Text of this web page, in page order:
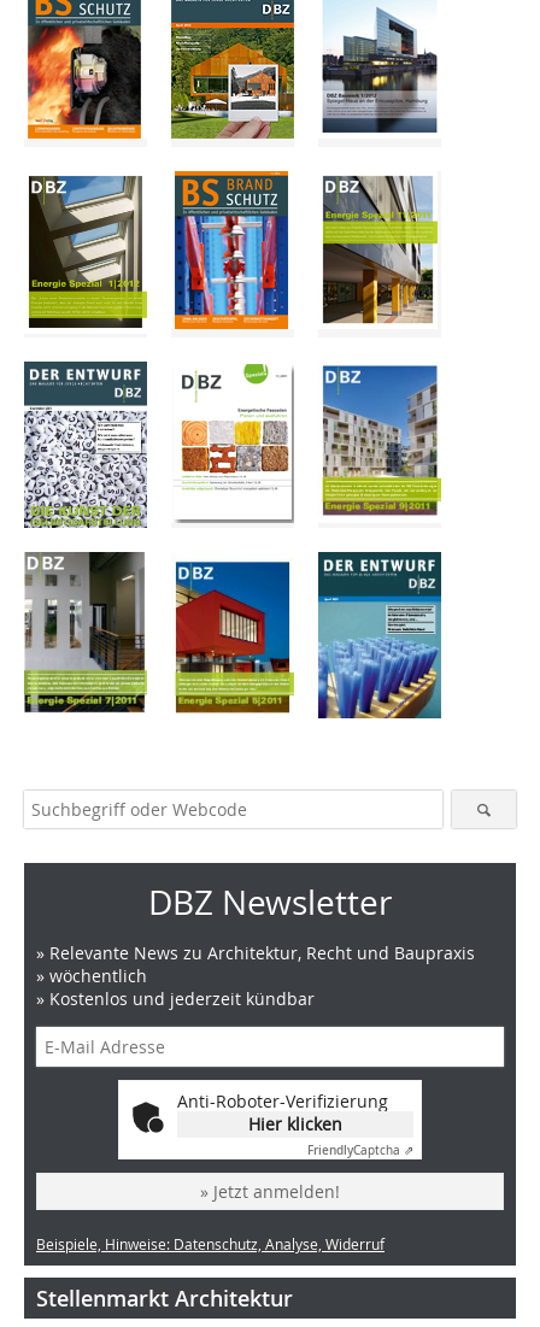
DBZ Newsletter
» Relevante News zu Architektur, Recht und Baupraxis
» wöchentlich
» Kostenlos und jederzeit kündbar
Anti-Roboter-Verifizierung
Hier klicken
FriendlyCaptcha ⇗
» Jetzt anmelden!
Beispiele, Hinweise: Datenschutz, Analyse, Widerruf
Stellenmarkt Architektur